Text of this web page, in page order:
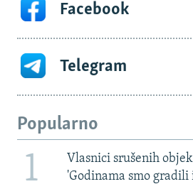
Facebook
Telegram
Popularno
1
Vlasnici srušenih
'Godinama smo